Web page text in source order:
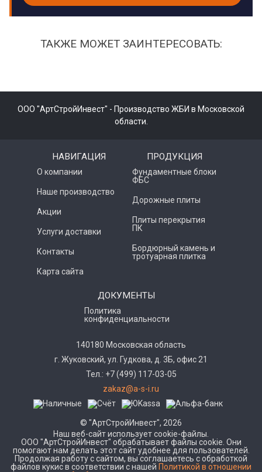
ТАКЖЕ МОЖЕТ ЗАИНТЕРЕСОВАТЬ:
ООО "АртСтройИнвест" - Производство ЖБИ в Московской
области.
НАВИГАЦИЯ
О компании
Наше производство
Акции
Услуги доставки
Контакты
Карта сайта
ПРОДУКЦИЯ
Фундаментные блоки
ФБС
Дорожные плиты
Плиты перекрытия
ПК
Бордюрный камень и
тротуарная плитка
ДОКУМЕНТЫ
Политика
конфиденциальности
140180 Московская область
г. Жуковский, ул. Гудкова, д. 3Б, офис 21
Тел.: +7 (499) 117-03-05
zakaz@a-s-i.ru
© "АртСтройИнвест", 2026
Наш веб-сайт использует cookie-файлы.
ООО "АртСтройИнвест" обрабатывает файлы cookie. Они
помогают нам делать этот сайт удобнее для пользователей.
Продолжая работу с сайтом, вы соглашаетесь с обработкой
файлов кукис в соответствии с нашей Политикой в отношении